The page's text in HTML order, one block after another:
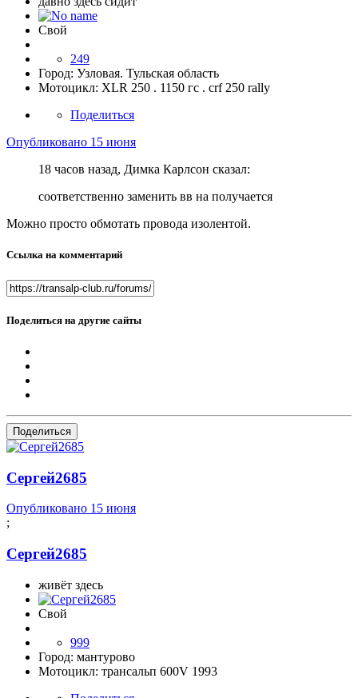
Свой
249
Город: Узловая. Тульская область
Мотоцикл: XLR 250 . 1150 гс . crf 250 rally
Поделиться
Опубликовано 15 июня
18 часов назад, Димка Карлсон сказал:
соответственно заменить вв на получается
Можно просто обмотать провода изолентой.
Ссылка на комментарий
Поделиться на другие сайты
Поделиться
Сергей2685
Опубликовано 15 июня
;
Сергей2685
живёт здесь
Свой
999
Город: мантурово
Мотоцикл: трансальп 600V 1993